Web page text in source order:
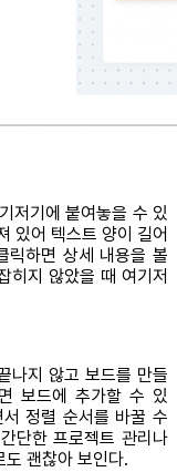
저기에 붙여놓을 수 있
있어 텍스트 양이 길어
릭하면 상세 내용을 볼
히지 않았을 때 여기저
나지 않고 보드를 만들
보드에 추가할 수 있
정렬 순서를 바꿀 수
단한 프로젝트 관리나
괜찮아 보인다.